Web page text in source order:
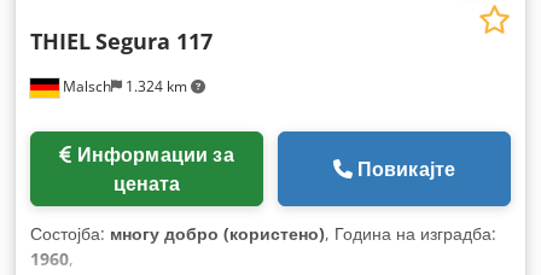
Malsch 1.324 km
THIELSegura 117
цената
Повикајте
Состојба: многу добро (користено), Година на изградба:
1960,